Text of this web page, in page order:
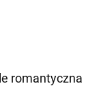
romantyczna